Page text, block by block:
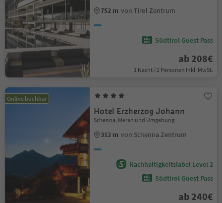
752 m von Tirol Zentrum
Südtirol Guest Pass
ab 208€
1 Nacht / 2 Personen Inkl. MwSt.
Online buchbar
Hotel Erzherzog Johann
Schenna, Meran und Umgebung
312 m von Schenna Zentrum
Nachhaltigkeitslabel Level 2
Südtirol Guest Pass
ab 240€